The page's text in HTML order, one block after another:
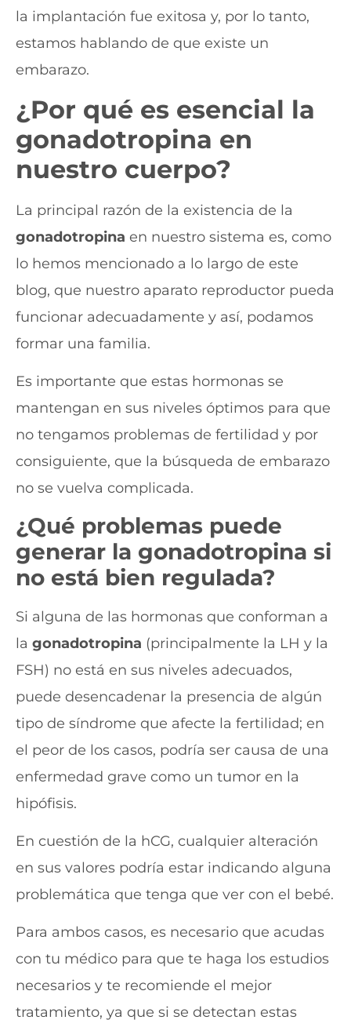
la implantación fue exitosa y, por lo tanto,
estamos hablando de que existe un
embarazo.
¿Por qué es esencial la
gonadotropina en
nuestro cuerpo?
La principal razón de la existencia de la
gonadotropina en nuestro sistema es, como
lo hemos mencionado a lo largo de este
blog, que nuestro aparato reproductor pueda
funcionar adecuadamente y así, podamos
formar una familia.
Es importante que estas hormonas se
mantengan en sus niveles óptimos para que
no tengamos problemas de fertilidad y por
consiguiente, que la búsqueda de embarazo
no se vuelva complicada.
¿Qué problemas puede
generar la gonadotropina si
no está bien regulada?
Si alguna de las hormonas que conforman a
la gonadotropina (principalmente la LH y la
FSH) no está en sus niveles adecuados,
puede desencadenar la presencia de algún
tipo de síndrome que afecte la fertilidad; en
el peor de los casos, podría ser causa de una
enfermedad grave como un tumor en la
hipófisis.
En cuestión de la hCG, cualquier alteración
en sus valores podría estar indicando alguna
problemática que tenga que ver con el bebé.
Para ambos casos, es necesario que acudas
con tu médico para que te haga los estudios
necesarios y te recomiende el mejor
tratamiento, ya que si se detectan estas